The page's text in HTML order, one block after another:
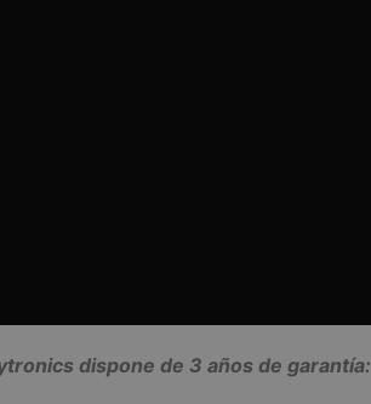
dispone de 3 años de garantía: